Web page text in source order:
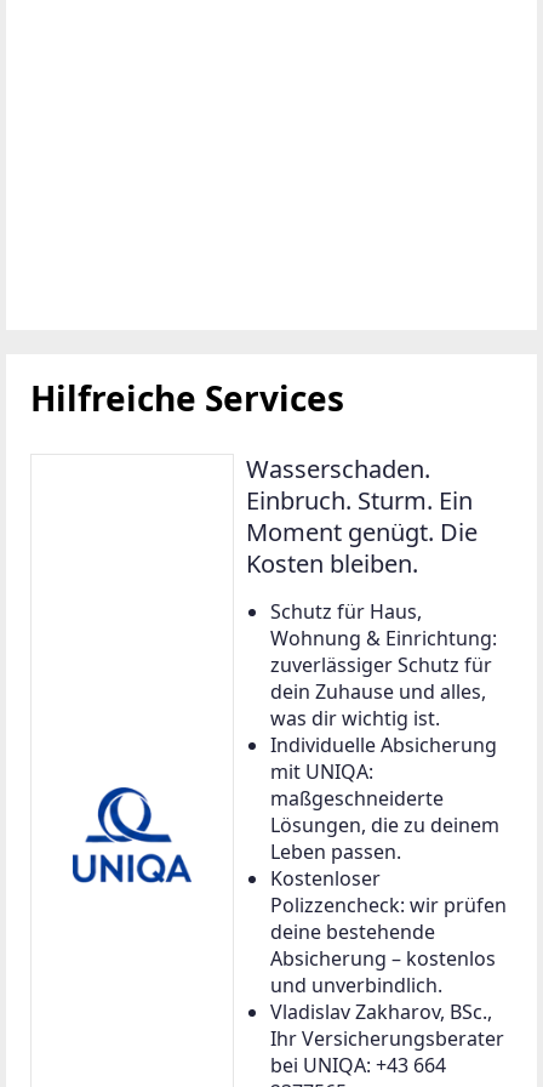
Hilfreiche Services
Wasserschaden.
Einbruch. Sturm. Ein
Moment genügt. Die
Kosten bleiben.
Schutz für Haus,
Wohnung & Einrichtung:
zuverlässiger Schutz für
dein Zuhause und alles,
was dir wichtig ist.
Individuelle Absicherung
mit UNIQA:
maßgeschneiderte
Lösungen, die zu deinem
Leben passen.
Kostenloser
Polizzencheck: wir prüfen
deine bestehende
Absicherung – kostenlos
und unverbindlich.
Vladislav Zakharov, BSc.,
Ihr Versicherungsberater
bei UNIQA: +43 664